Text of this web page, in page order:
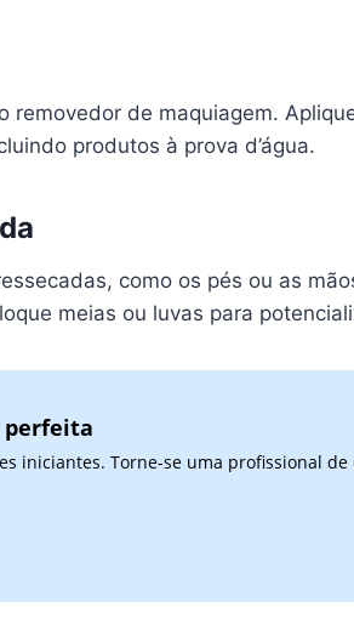
removedor de maquiagem.
produtos à prova d’água.
como os pés ou as
meias ou luvas para
perfeita
iniciantes. Torne-se uma profissional